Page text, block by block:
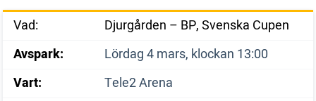
Vad:
Djurgården – BP, Svenska Cupen
Avspark:
Lördag 4 mars, klockan 13:00
Vart:
Tele2 Arena